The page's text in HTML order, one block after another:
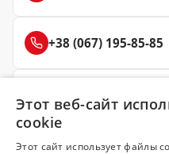
+38 (067) 195-85-85
+38 (050) 145-85-45
Этот веб-сайт
cookie
Этот сайт использует файлы